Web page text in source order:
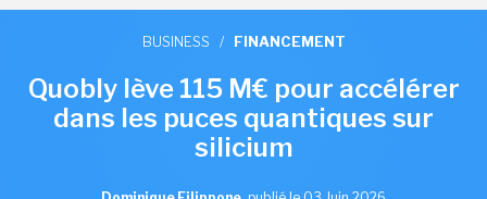
BUSINESS / FINANCEMENT
Quobly lève 115 M€ pour accélérer
dans les puces quantiques sur
silicium